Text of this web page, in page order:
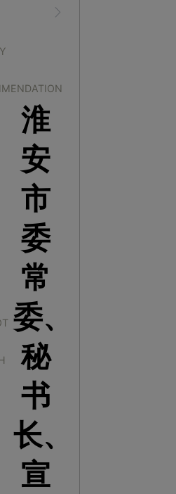
展厅设计要点：展厅布局策展技巧和创新元
科技馆设计思路：如何设计促进公众的兴趣
技馆的展示内容主要包含哪些几个方面？
验馆设计：打造身临其境的奇妙世界
功中标公主岭市科技馆新馆项目
中标中国科学技术馆2022年中国流动科技馆
标洛阳市科学技术馆展品采购项目
中标方城县科技馆展厅升级项目
标濮阳县科技馆公共安全体验馆项目
集团中标广西大学海洋科教馆项目
集团中标淮师附小科技长廊展项目
集团中标洪泽湖治理保护展示馆项目
淮
安
市
委
常
委、
秘
书
长、
宣